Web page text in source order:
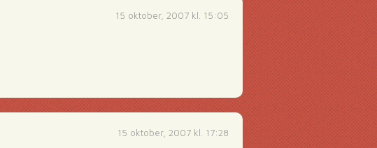
15 oktober, 2007 kl. 15:05
15 oktober, 2007 kl. 17:28